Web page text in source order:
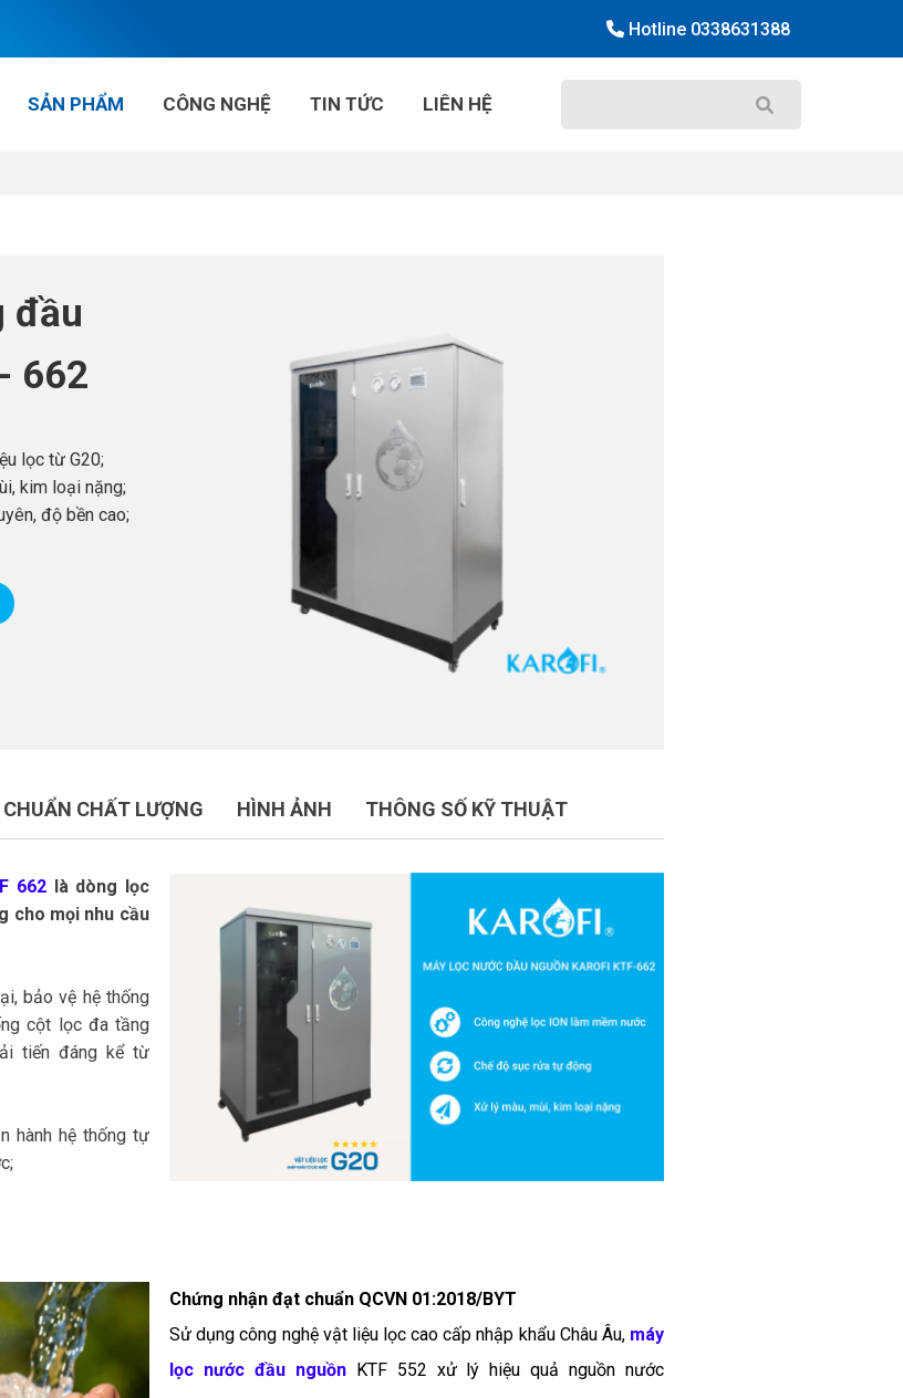
Hotline 0338631388
SẢN PHẨM CÔNG NGHỆ TIN TỨC LIÊN HỆ
đầu
662
lọc từ G20;
kim loại nặng;
độ bền cao;
CHUẨN CHẤT LƯỢNG HÌNH ẢNH THÔNG SỐ KỸ THUẬT
662 là dòng lọc
cho mọi nhu cầu
bảo vệ hệ thống
cột lọc đa tầng
tiến đáng kể từ
hành hệ thống tự
Chứng nhận đạt chuẩn QCVN 01:2018/BYT
Sử dụng công nghệ vật liệu lọc cao cấp nhập khẩu Châu Âu, máy
lọc nước đầu nguồnKTF 552 xử lý hiệu quả nguồn nước